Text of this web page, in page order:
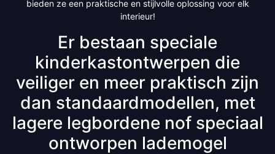
bieden ze een praktische en stijlvolle oplossing voor elk
interieur!
Er bestaan speciale
kinderkastontwerpen die
veiliger en meer praktisch zijn
dan standaardmodellen, met
lagere legbordene nof speciaal
ontworpen lademogel